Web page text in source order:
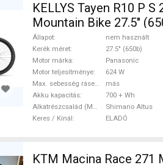
KELLYS Tayen R10 P
Mountain Bike 27.5"
használt ELADÓ
Állapot
nem használt
Kerék méret
27.5" (650b)
Motor márka
Panasonic
Motor teljesítménye
624 W
Max. sebesség rásegítéssel
más
Akku kapacitás
700 + Wh
Alkatrészcsalád (MTB)
Shimano Altus
Keres / Kínál
ELADÓ
KTM Macina Race